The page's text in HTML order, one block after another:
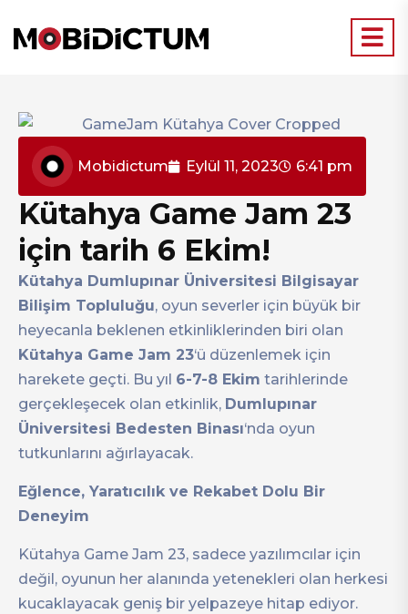
Mobidictum Eylül 11, 2023 6:41 pm
Kütahya Game Jam 23
için tarih 6 Ekim!
Kütahya Dumlupınar Üniversitesi Bilgisayar
Bilişim Topluluğu, oyun severler için büyük bir
heyecanla beklenen etkinliklerinden biri olan
Kütahya Game Jam 23‘ü düzenlemek için
harekete geçti. Bu yıl 6-7-8 Ekim tarihlerinde
gerçekleşecek olan etkinlik, Dumlupınar
Üniversitesi Bedesten Binası‘nda oyun
tutkunlarını ağırlayacak.
Eğlence, Yaratıcılık ve Rekabet Dolu Bir
Deneyim
Kütahya Game Jam 23, sadece yazılımcılar için
değil, oyunun her alanında yetenekleri olan herkesi
kucaklayacak geniş bir yelpazeye hitap ediyor.